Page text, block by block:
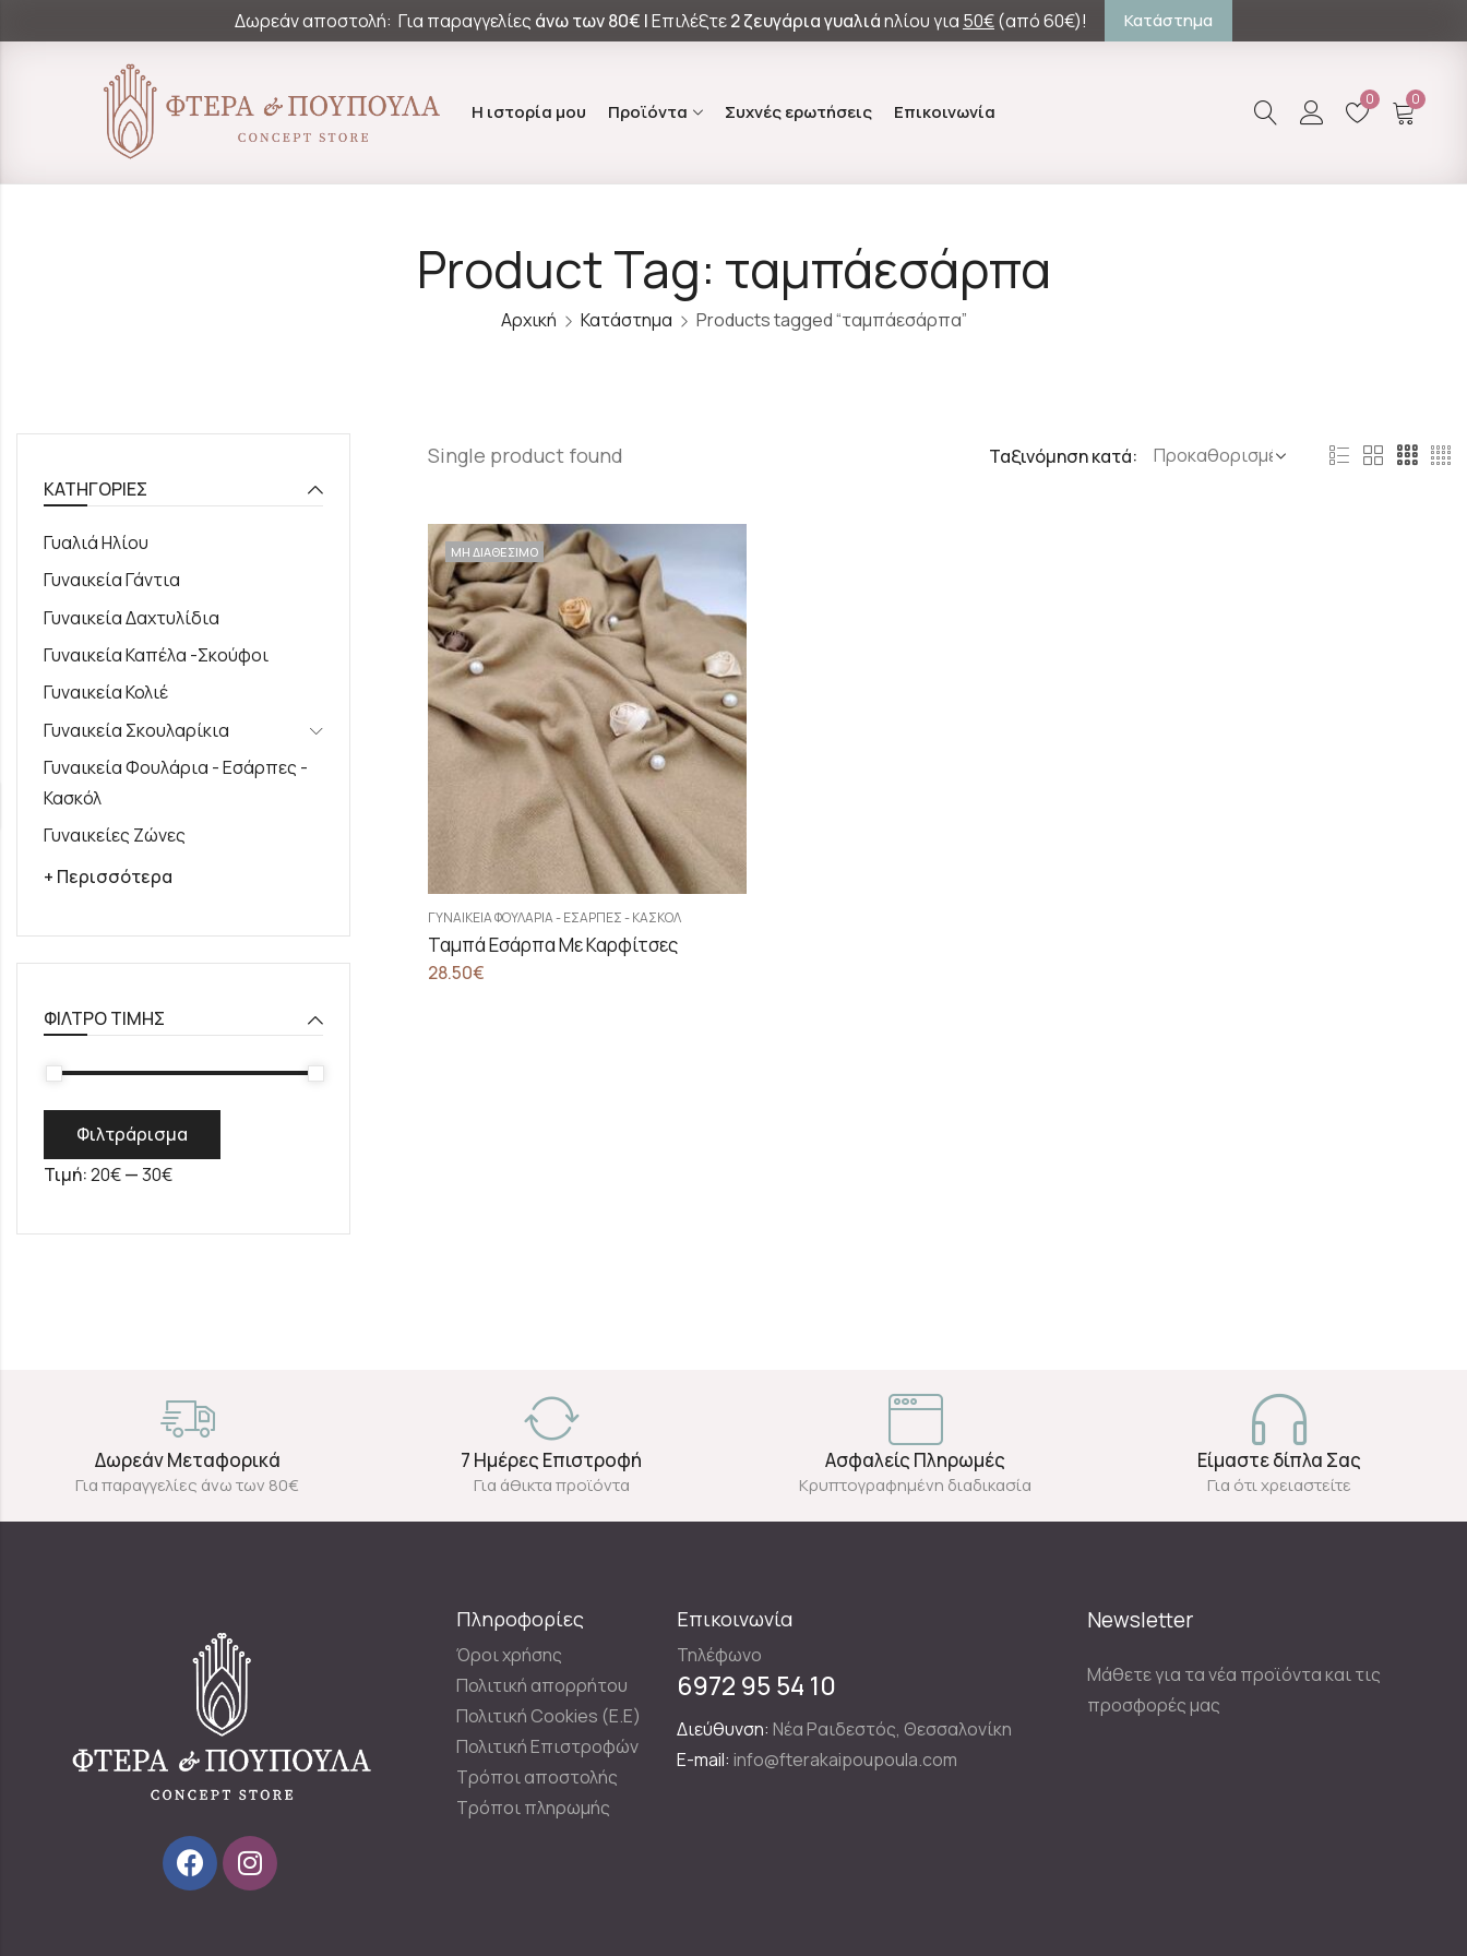
Δωρεάν αποστολή: Για παραγγελίες άνω των80€ |Επιλέξτε2 ζευγάρια γυαλιάηλίου για 50€(από 60€)! Κατάστημα
Η ιστορία μου Προϊόντα Συχνές ερωτήσεις Επικοινωνία
0 0
Product Tag: ταμπάεσάρπα
Αρχική Κατάστημα Products tagged “ταμπάεσάρπα”
Single product found Ταξινόμηση κατά:
ΜΗ ΔΙΑΘΕΣΙΜΟ
ΓΥΝΑΙΚΕΊΑ ΦΟΥΛΆΡΙΑ - ΕΣΆΡΠΕΣ - ΚΑΣΚΌΛ
Ταμπά Εσάρπα Με Καρφίτσες
28.50€
ΚΑΤΗΓΟΡΊΕΣ
Γυαλιά Ηλίου
Γυναικεία Γάντια
Γυναικεία Δαχτυλίδια
Γυναικεία Καπέλα -Σκούφοι
Γυναικεία Κολιέ
Γυναικεία Σκουλαρίκια
Γυναικεία Φουλάρια - Εσάρπες -
Κασκόλ
Γυναικείες Ζώνες
+ Περισσότερα
ΦΊΛΤΡΟ ΤΙΜΉΣ
Φιλτράρισμα
Τιμή:20€—30€
Δωρεάν Μεταφορικά
Για παραγγελίες άνω των 80€
7 Ημέρες Επιστροφή
Για άθικτα προϊόντα
Ασφαλείς Πληρωμές
Κρυπτογραφημένη διαδικασία
Είμαστε δίπλα Σας
Για ότι χρειαστείτε
Πληροφορίες
Όροι χρήσης
Πολιτική απορρήτου
Πολιτική Cookies (E.E)
Πολιτική Επιστροφών
Τρόποι αποστολής
Τρόποι πληρωμής
Επικοινωνία
Τηλέφωνο
6972 95 54 10
Διεύθυνση: Νέα Ραιδεστός, Θεσσαλονίκη
E-mail: info@fterakaipoupoula.com
Newsletter
Μάθετε για τα νέα προϊόντα και τις
προσφορές μας